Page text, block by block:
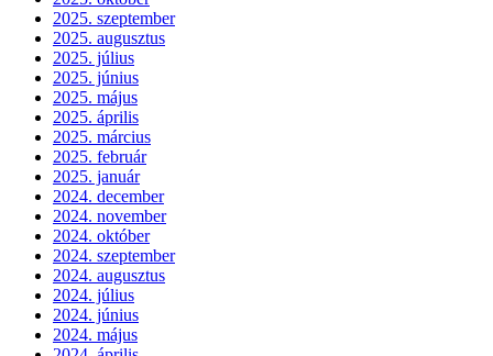
2025. szeptember
2025. augusztus
2025. július
2025. június
2025. május
2025. április
2025. március
2025. február
2025. január
2024. december
2024. november
2024. október
2024. szeptember
2024. augusztus
2024. július
2024. június
2024. május